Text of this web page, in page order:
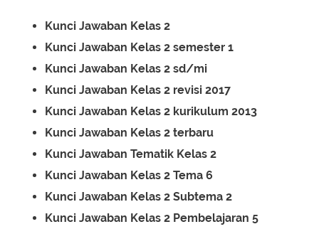
Kunci Jawaban Kelas 2
Kunci Jawaban Kelas 2 semester 1
Kunci Jawaban Kelas 2 sd/mi
Kunci Jawaban Kelas 2 revisi 2017
Kunci Jawaban Kelas 2 kurikulum 2013
Kunci Jawaban Kelas 2 terbaru
Kunci Jawaban Tematik Kelas 2
Kunci Jawaban Kelas 2 Tema 6
Kunci Jawaban Kelas 2 Subtema 2
Kunci Jawaban Kelas 2 Pembelajaran 5